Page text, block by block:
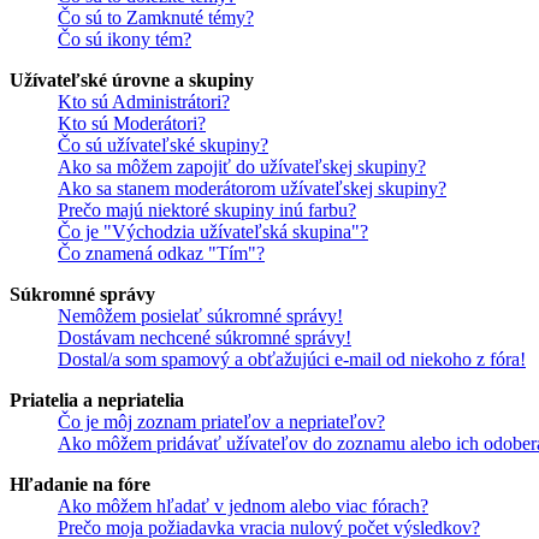
Čo sú to Zamknuté témy?
Čo sú ikony tém?
Užívateľské úrovne a skupiny
Kto sú Administrátori?
Kto sú Moderátori?
Čo sú užívateľské skupiny?
Ako sa môžem zapojiť do užívateľskej skupiny?
Ako sa stanem moderátorom užívateľskej skupiny?
Prečo majú niektoré skupiny inú farbu?
Čo je "Východzia užívateľská skupina"?
Čo znamená odkaz "Tím"?
Súkromné správy
Nemôžem posielať súkromné správy!
Dostávam nechcené súkromné správy!
Dostal/a som spamový a obťažujúci e-mail od niekoho z fóra!
Priatelia a nepriatelia
Čo je môj zoznam priateľov a nepriateľov?
Ako môžem pridávať užívateľov do zoznamu alebo ich
Hľadanie na fóre
Ako môžem hľadať v jednom alebo viac fórach?
Prečo moja požiadavka vracia nulový počet výsledkov?